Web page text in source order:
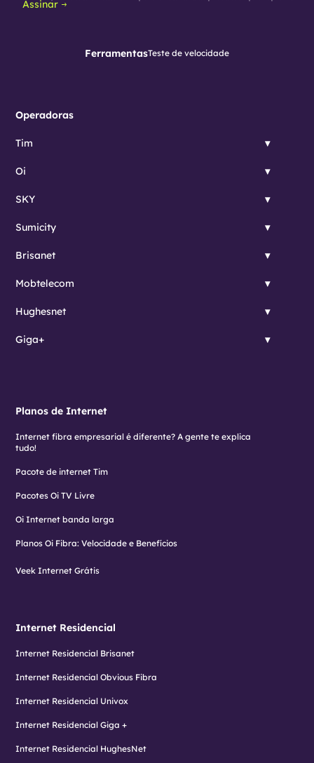
Assinar
FerramentasTeste de velocidade
Operadoras
Tim
Oi
SKY
Sumicity
Brisanet
Mobtelecom
Hughesnet
Giga+
Planos de Internet
Internet fibra empresarial é diferente? A gente te explica
tudo!
Pacote de internet Tim
Pacotes Oi TV Livre
Oi Internet banda larga
Planos Oi Fibra: Velocidade e Benefícios
Veek Internet Grátis
Internet Residencial
Internet Residencial Brisanet
Internet Residencial Obvious Fibra
Internet Residencial Univox
Internet Residencial Giga +
Internet Residencial HughesNet